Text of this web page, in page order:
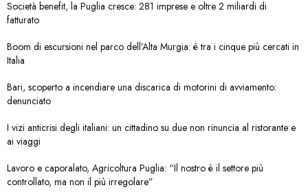
Società benefit, la Puglia cresce: 281 imprese e oltre 2 miliardi di
fatturato
Boom di escursioni nel parco dell’Alta Murgia: è tra i cinque più cercati in
Italia
Bari, scoperto a incendiare una discarica di motorini di avviamento:
denunciato
I vizi anticrisi degli italiani: un cittadino su due non rinuncia al ristorante e
ai viaggi
Lavoro e caporalato, Agricoltura Puglia: “Il nostro è il settore più
controllato, ma non il più irregolare”